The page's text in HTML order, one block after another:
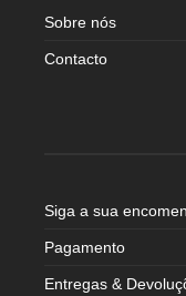
Sobre nós
Contacto
Siga a sua
Pagamento
Entregas &